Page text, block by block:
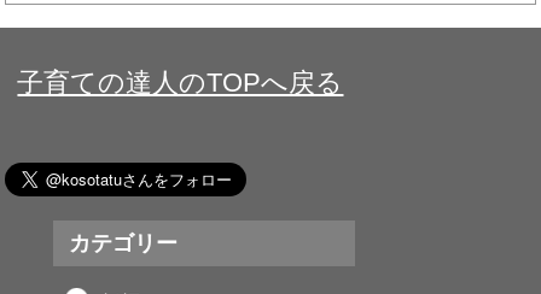
子育ての達人のTOPへ戻る
カテゴリー